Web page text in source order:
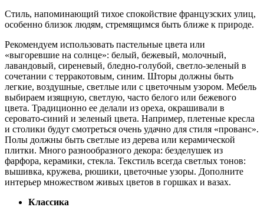
Стиль, напоминающий тихое спокойствие французских улиц,
особенно близок людям, стремящимся быть ближе к природе.
Рекомендуем использовать пастельные цвета или
«выгоревшие на солнце»: белый, бежевый, молочный,
лавандовый, сиреневый, бледно-голубой, светло-зеленый в
сочетании с терракотовым, синим. Шторы должны быть
легкие, воздушные, светлые или с цветочным узором. Мебель
выбираем изящную, светлую, часто белого или бежевого
цвета. Традиционно ее делали из ореха, окрашивали в
серовато-синий и зеленый цвета. Например, плетеные кресла
и столики будут смотреться очень удачно для стиля «прованс».
Полы должны быть светлые из дерева или керамической
плитки. Много разнообразного декора: безделушек из
фарфора, керамики, стекла. Текстиль всегда светлых тонов:
вышивка, кружева, рюшики, цветочные узоры. Дополните
интерьер множеством живых цветов в горшках и вазах.
Классика